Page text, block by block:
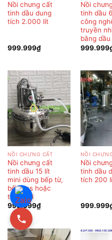
Nồi chưng cất
tinh dầu dung
tích 2.000 lít
999.999₫
Nồi
tinh dầu
công
truyền
bằng dầu
999.999
NỒI CHƯNG CẤT
Nồi chưng cất
tinh dầu 15 lít
mini dùng bếp từ,
bếp gas hoặc
than củi
999.999₫
NỒI
Nồi
tinh dầu
tích 200
999.999